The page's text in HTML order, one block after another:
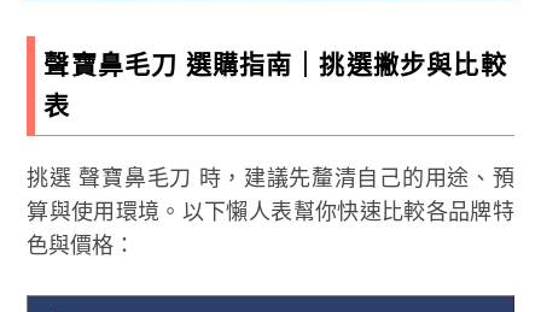
聲寶鼻毛刀 選購指南｜挑選撇步與比較
表
挑選 聲寶鼻毛刀 時，建議先釐清自己的用途、預
算與使用環境。以下懶人表幫你快速比較各品牌特
色與價格：